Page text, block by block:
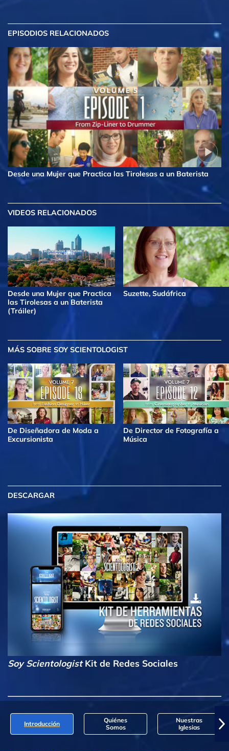
EPISODIOS RELACIONADOS
Desde una Mujer que Practica las Tirolesas a un Baterista
VIDEOS RELACIONADOS
Desde una Mujer que Practica
las Tirolesas a un Baterista
(Tráiler)
Suzette, Sudáfrica
MÁS SOBRE SOY SCIENTOLOGIST
De Diseñadora de Moda a
Excursionista
De Director de Fotografía a
Música
DESCARGAR
Soy ScientologistKit de Redes Sociales
Introducción
Quiénes
Somos
Nuestras
Iglesias